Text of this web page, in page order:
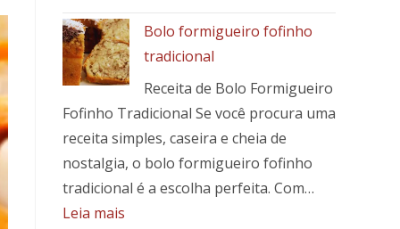
Prato
Costela
assada
com
mandioca:
receita
fácil,
Bolo formigueiro fofinho
tradicional
Receita de Bolo Formigueiro
Fofinho Tradicional Se você procura uma
receita simples, caseira e cheia de
nostalgia, o bolo formigueiro fofinho
tradicional é a escolha perfeita. Com…
Leia mais